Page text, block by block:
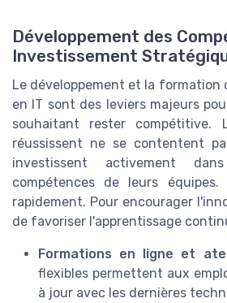
Développement des
Investissement
Le développement et la
en IT sont des leviers majeurs
souhaitant rester compétitive.
réussissent ne se contentent
investissent activement
compétences de leurs équipes.
rapidement. Pour encourager
de favoriser l'apprentissage
Formations en ligne et
flexibles permettent aux
à jour avec les dernières